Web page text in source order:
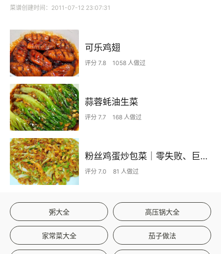
菜谱创建时间：2011-07-12 23:07:31
可乐鸡翅
评分 7.8 1058 人做过
蒜蓉蚝油生菜
评分 7.7 168 人做过
粉丝鸡蛋炒包菜｜零失败、巨下饭
评分 7.0 81 人做过
粥大全 高压锅大全
家常菜大全 茄子做法